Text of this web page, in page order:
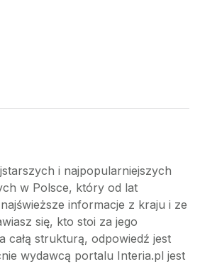
i najpopularniejszych
w Polsce, który od lat
informacje z kraju i ze
się, kto stoi za jego
całą strukturą, odpowiedź jest
wydawcą portalu Interia.pl jest